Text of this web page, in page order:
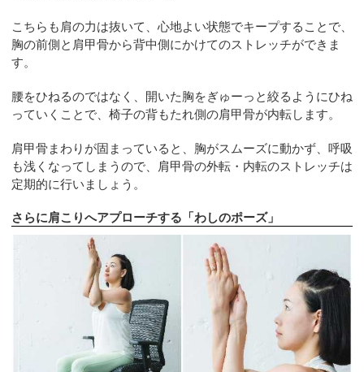
こちらも肩の力は抜いて、心地よい状態でキープすることで、
胸の前側と肩甲骨から背中側にかけてのストレッチができま
す。
腰をひねるのではなく、開いた胸をぎゅーっと絞るようにひね
っていくことで、椅子の背もたれ側の肩甲骨が内転します。
肩甲骨まわりが固まっていると、胸がスムーズに動かず、呼吸
も浅くなってしまうので、肩甲骨の外転・内転のストレッチは
定期的に行いましょう。
さらに肩こりへアプローチする「わしのポーズ」